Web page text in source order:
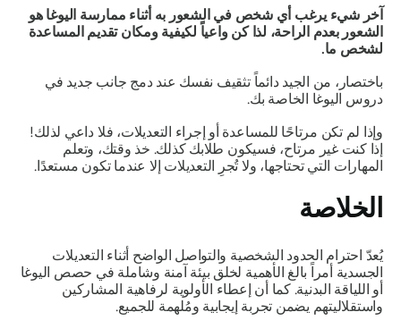
آخر شيء يرغب أي شخص في الشعور به أثناء ممارسة اليوغا هو
الشعور بعدم الراحة، لذا كن واعياً لكيفية ومكان تقديم المساعدة
لشخص ما.
باختصار، من الجيد دائماً تثقيف نفسك عند دمج جانب جديد في
دروس اليوغا الخاصة بك.
وإذا لم تكن مرتاحًا للمساعدة أو إجراء التعديلات، فلا داعي لذلك!
إذا كنت غير مرتاح، فسيكون طلابك كذلك. خذ وقتك، وتعلم
المهارات التي تحتاجها، ولا تُجرِ التعديلات إلا عندما تكون مستعدًا.
الخلاصة
يُعدّ احترام الحدود الشخصية والتواصل الواضح أثناء التعديلات
الجسدية أمراً بالغ الأهمية لخلق بيئة آمنة وشاملة في حصص اليوغا
أو اللياقة البدنية. كما أن إعطاء الأولوية لرفاهية المشاركين
واستقلاليتهم يضمن تجربة إيجابية ومُلهمة للجميع.